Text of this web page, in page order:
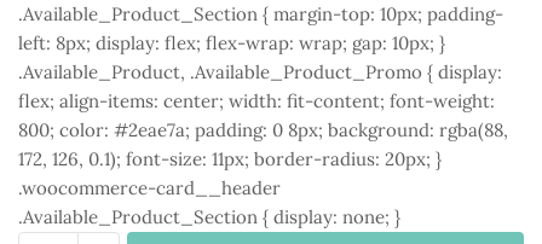
Rose
-
Chance
.Available_Product_Section { margin-top: 10px; padding-
left: 8px; display: flex; flex-wrap: wrap; gap: 10px; }
.Available_Product, .Available_Product_Promo { display:
flex; align-items: center; width: fit-content; font-weight:
800; color: #2eae7a; padding: 0 8px; background: rgba(88,
172, 126, 0.1); font-size: 11px; border-radius: 20px; }
.woocommerce-card__header
.Available_Product_Section { display: none; }